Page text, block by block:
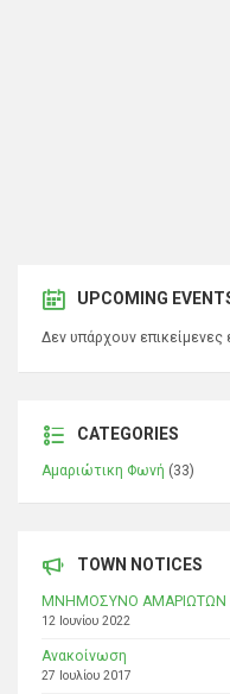
UPCOMING
Δεν υπάρχουν
CATEGORIES
Αμαριώτικη Φωνή (33)
TOWN NOTICES
ΜΝΗΜΟΣΥΝΟ ΑΜΑΡΙΩΤΩΝ
12 Ιουνίου 2022
Ανακοίνωση
27 Ιουλίου 2017